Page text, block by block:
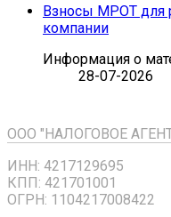
Взносы МРОТ для
компании
Информация о
28-07-2026
ООО "НАЛОГОВОЕ
ИНН: 4217129695
КПП: 421701001
ОГРН: 1104217008422